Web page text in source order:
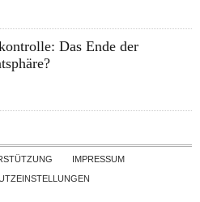
Das Ende der
Skip to contentIMPRESSUM